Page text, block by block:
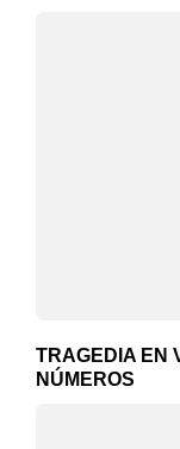
TRAGEDIA EN
NÚMEROS